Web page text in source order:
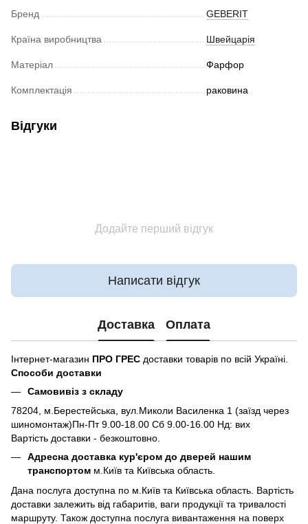
Бренд GEBERIT
Країна виробництва Швейцарія
Матеріал Фарфор
Комплектація раковина
Відгуки
Додайте перший відгук
Написати відгук
Доставка Оплата
Інтернет-магазин ПРО ГРЕС доставки товарів по всій Україні.
Способи доставки
Самовивіз з складу
78204, м.Берестейська, вул.Миколи Василенка 1 (заїзд через
шиномонтаж)Пн-Пт 9.00-18.00 Сб 9.00-16.00 Нд: вих
Вартість доставки - безкоштовно.
Адресна доставка кур'єром до дверей нашим
транспортом м.Київ та Київська область.
Дана послуга доступна по м.Київ та Київська область. Вартість
доставки залежить від габаритів, ваги продукції та тривалості
маршруту. Також доступна послуга вивантаження на поверх